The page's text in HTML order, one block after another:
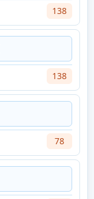
138
138
78